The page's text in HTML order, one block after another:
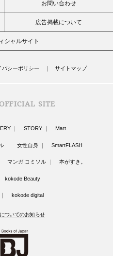
お問い合わせ
広告掲載について
シャルサイト
バシーポリシー サイトマップ
SITE
STORY Mart
女性自身 SmartFLASH
マンガ コミソル 本がすき。
kokode Beauty
kokode digital
ついてのお知らせ